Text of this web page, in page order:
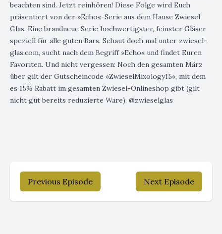
beachten sind. Jetzt reinhören! Diese Folge wird Euch
präsentiert von der »Echo«-Serie aus dem Hause Zwiesel
Glas. Eine brandneue Serie hochwertigster, feinster Gläser
speziell für alle guten Bars. Schaut doch mal unter zwiesel-
glas.com, sucht nach dem Begriff »Echo« und findet Euren
Favoriten. Und nicht vergessen: Noch den gesamten März
über gilt der Gutscheincode »ZwieselMixology15«, mit dem
es 15% Rabatt im gesamten Zwiesel-Onlineshop gibt (gilt
nicht güt bereits reduzierte Ware). @zwieselglas
Previous Episode Next Episode